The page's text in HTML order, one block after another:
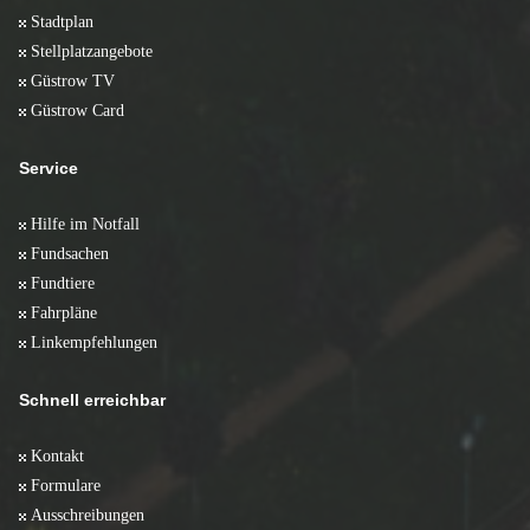
Stadtplan
Stellplatzangebote
Güstrow TV
Güstrow Card
Service
Hilfe im Notfall
Fundsachen
Fundtiere
Fahrpläne
Linkempfehlungen
Schnell erreichbar
Kontakt
Formulare
Ausschreibungen